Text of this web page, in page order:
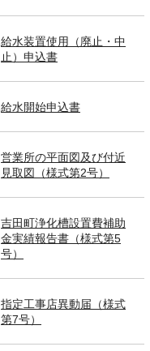
給水装置使用（廃止・中
止）申込書
給水開始申込書
営業所の平面図及び付近
見取図（様式第2号）
吉田町浄化槽設置費補助
金実績報告書（様式第5
号）
指定工事店異動届（様式
第7号）